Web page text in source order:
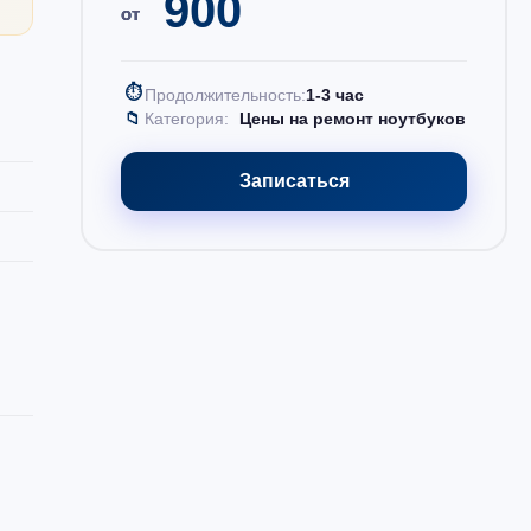
от 900
⏱ Продолжительность:1-3 час
📁 Категория: Цены на ремонт ноутбуков
Записаться